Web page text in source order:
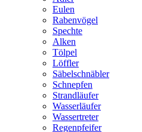
Eulen
Rabenvögel
Spechte
Alken
Tölpel
Löffler
Säbelschnäbler
Schnepfen
Strandläufer
Wasserläufer
Wassertreter
Regenpfeifer